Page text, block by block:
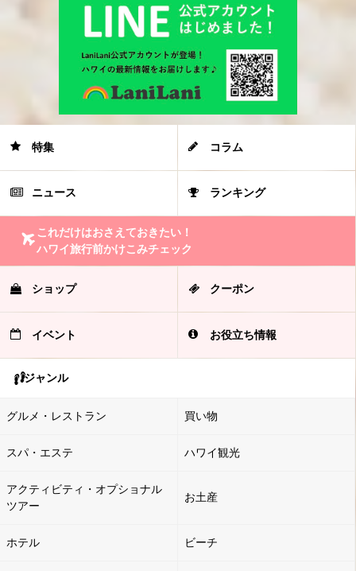
特集 コラム
ニュース ランキング
これだけはおさえておきたい！
ハワイ旅行前かけこみチェック
ショップ クーポン
イベント お役立ち情報
ジャンル
グルメ・レストラン 買い物
スパ・エステ ハワイ観光
アクティビティ・オプショナル
ツアー
お土産
ホテル ビーチ